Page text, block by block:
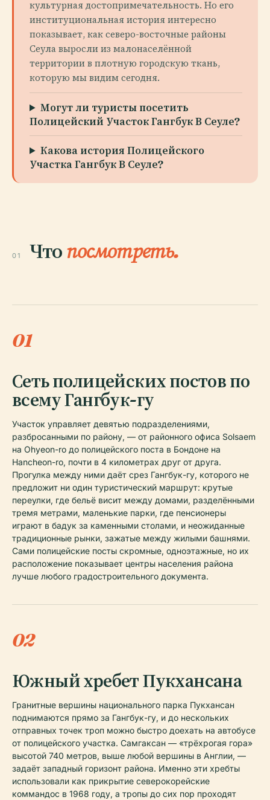
культурная достопримечательность. Но его
институциональная история интересно
показывает, как северо-восточные районы
Сеула выросли из малонаселённой
территории в плотную городскую ткань,
которую мы видим сегодня.
Могут ли туристы посетить
Полицейский Участок Гангбук В Сеуле?
Какова история Полицейского
Участка Гангбук В Сеуле?
01 Чтопосмотреть.
01
Сеть полицейских постов по
всему Гангбук-гу
Участок управляет девятью подразделениями,
разбросанными по району, — от районного офиса Solsaem
на Ohyeon-ro до полицейского поста в Бондоне на
Hancheon-ro, почти в 4 километрах друг от друга.
Прогулка между ними даёт срез Гангбук-гу, которого не
предложит ни один туристический маршрут: крутые
переулки, где бельё висит между домами, разделёнными
тремя метрами, маленькие парки, где пенсионеры
играют в бадук за каменными столами, и неожиданные
традиционные рынки, зажатые между жилыми башнями.
Сами полицейские посты скромные, одноэтажные, но их
расположение показывает центры населения района
лучше любого градостроительного документа.
02
Южный хребет Пукхансана
Гранитные вершины национального парка Пукхансан
поднимаются прямо за Гангбук-гу, и до нескольких
отправных точек троп можно быстро доехать на автобусе
от полицейского участка. Самгаксан — «трёхрогая гора»
высотой 740 метров, выше любой вершины в Англии, —
задаёт западный горизонт района. Именно эти хребты
использовали как прикрытие северокорейские
коммандос в 1968 году, а тропы до сих пор проходят